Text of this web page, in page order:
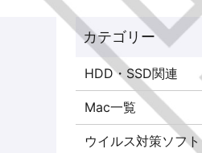
HDD・SSD関連
Mac一覧
ウイルス対策ソフト